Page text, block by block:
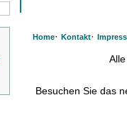
Home· Kontakt·
Besuchen Sie das